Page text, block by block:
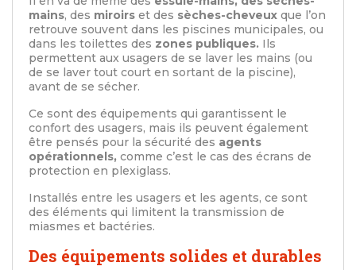
mains, des miroirs et des sèches-cheveux que l’on
retrouve souvent dans les piscines municipales, ou
dans les toilettes des zones publiques. Ils
permettent aux usagers de se laver les mains (ou
de se laver tout court en sortant de la piscine),
avant de se sécher.
Ce sont des équipements qui garantissent le
confort des usagers, mais ils peuvent également
être pensés pour la sécurité des agents
opérationnels, comme c’est le cas des écrans de
protection en plexiglass.
Installés entre les usagers et les agents, ce sont
des éléments qui limitent la transmission de
miasmes et bactéries.
Des équipements solides et durables